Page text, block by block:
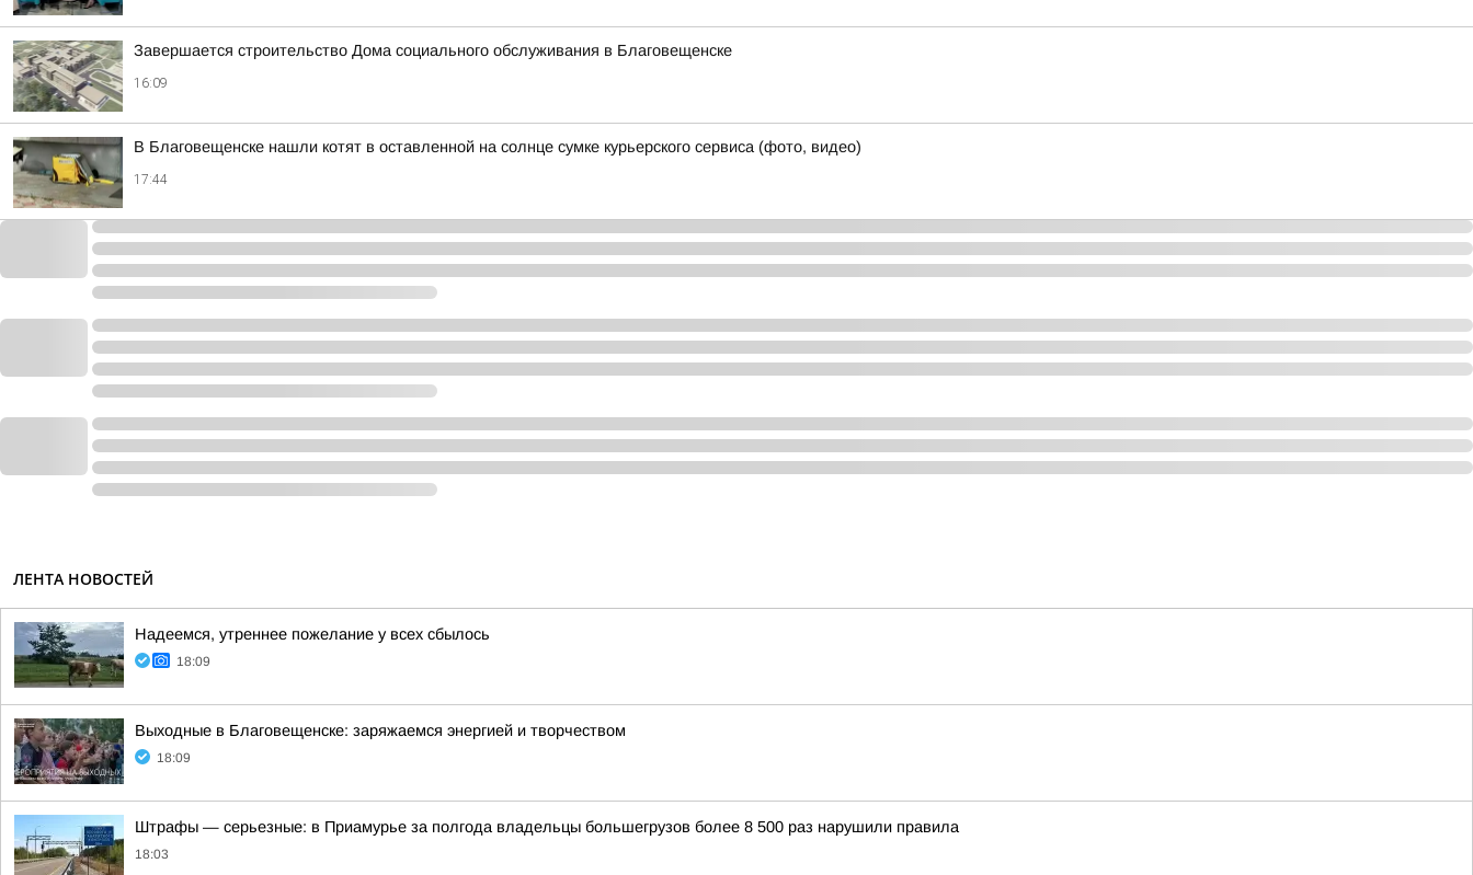
Завершается строительство Дома социального обслуживания в Благовещенске
16:09
В Благовещенске нашли котят в оставленной на солнце сумке курьерского сервиса (фото, видео)
17:44
ЛЕНТА НОВОСТЕЙ
Надеемся, утреннее пожелание у всех сбылось
18:09
Выходные в Благовещенске: заряжаемся энергией и творчеством
18:09
Штрафы — серьезные: в Приамурье за полгода владельцы большегрузов более 8 500 раз нарушили правила
18:03